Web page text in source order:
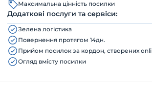
Максимальна цінність посилки
Додаткові послуги та сервіси:
Зелена логістика
Повернення протягом 14дн.
Прийом посилок за кордон, створених
Огляд вмісту посилки